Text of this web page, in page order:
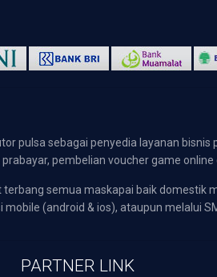
pulsa sebagai penyedia layanan
prabayar, pembelian voucher game
semua maskapai baik
(android & ios), ataupun melalui
PARTNER LINK